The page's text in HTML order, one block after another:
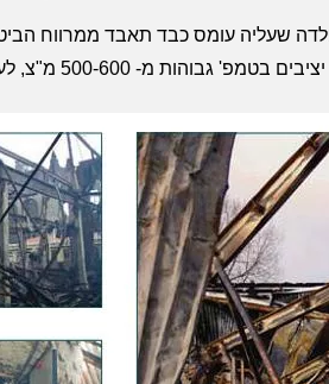
מ"צ, לעתים עד ומעבר ל- 700 מ"צ .